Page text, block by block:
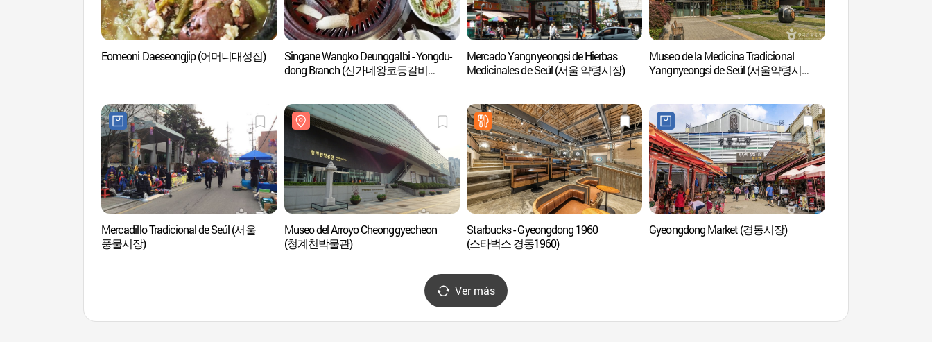
Eomeoni Daeseongjip (어머니대성집)
Singane Wangko Deunggalbi - Yongdu-
dong Branch (신가네왕코등갈비
Mercado Yangnyeongsi de Hierbas
Medicinales de Seúl (서울 약령시장)
Museo de la Medicina Tradicional
Yangnyeongsi de Seúl (서울약령시
Mercadillo Tradicional de Seúl (서울
풍물시장)
Museo del Arroyo Cheonggyecheon
(청계천박물관)
Starbucks - Gyeongdong 1960
(스타벅스 경동1960)
Gyeongdong Market (경동시장)
Ver más